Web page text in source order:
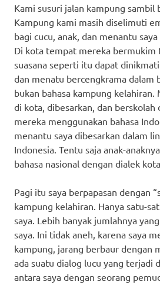
Kami susuri jalan kampung sambil
Kampung kami masih diselimuti
bagi cucu, anak, dan menantu
Di kota tempat mereka bermukim
suasana seperti itu dapat
dan menatu bercengkrama dalam
bukan bahasa kampung
di kota, dibesarkan, dan berskolah
mereka menggunakan bahasa
menantu saya dibesarkan dalam
Indonesia. Tentu saja anak-
bahasa nasional dengan dialek
Pagi itu saya berpapasan dengan
kampung kelahiran. Hanya satu-
saya. Lebih banyak jumlahnya
saya. Ini tidak aneh, karena saya
kampung, jarang berbaur dengan
ada suatu dialog lucu yang terjadi
antara saya dengan seorang